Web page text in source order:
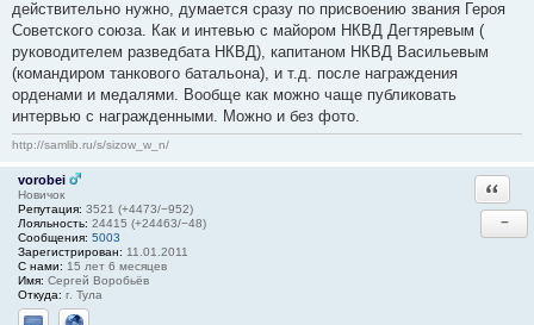
действительно нужно, думается сразу по присвоению звания Героя
Советского союза. Как и интевью с майором НКВД Дегтяревым (
руководителем разведбата НКВД), капитаном НКВД Васильевым
(командиром танкового батальона), и т.д. после награждения
орденами и медалями. Вообще как можно чаще публиковать
интервью с награжденными. Можно и без фото.
http://samlib.ru/s/sizow_w_n/
vorobei
Новичок
Репутация: 3521 (+4473/−952)
Лояльность: 24415 (+24463/−48)
Сообщения: 5003
Зарегистрирован: 11.01.2011
С нами: 15 лет 6 месяцев
Имя: Сергей Воробьёв
Откуда: г. Тула
−